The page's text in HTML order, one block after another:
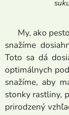
My, ako
snažíme
Toto sa dá
optimálnych
snažíme, aby
stonky rastliny,
prirodzený